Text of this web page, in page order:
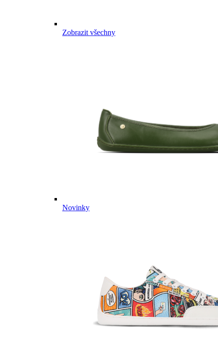
Zobrazit všechny
Novinky